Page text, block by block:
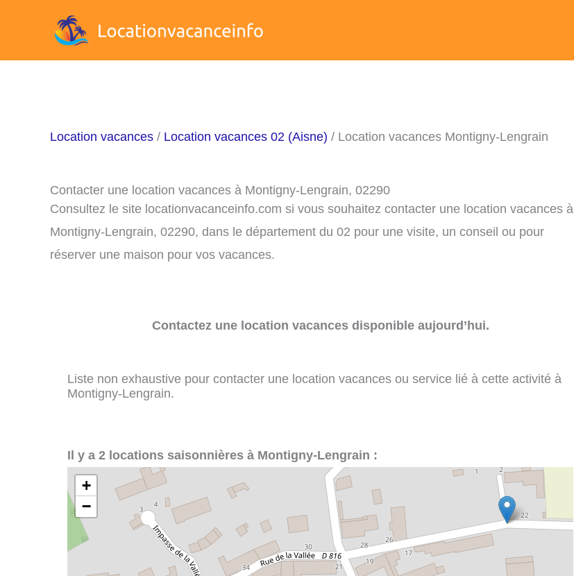
Location vacances / Location vacances 02 (Aisne) / Location vacances Montigny-Lengrain
Contacter une location vacances à Montigny-Lengrain, 02290
Consultez le site locationvacanceinfo.com si vous souhaitez contacter une location vacances à
Montigny-Lengrain, 02290, dans le département du 02 pour une visite, un conseil ou pour
réserver une maison pour vos vacances.
Contactez une location vacances disponible aujourd’hui.
Liste non exhaustive pour contacter une location vacances ou service lié à cette activité à
Montigny-Lengrain.
Il y a 2 locations saisonnières à Montigny-Lengrain :
+
−